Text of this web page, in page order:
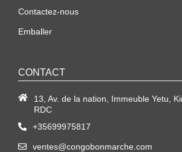
Contactez-nous
Emballer
CONTACT
13, Av. de la nation, Immeuble Yetu,
RDC
+35699975817
ventes@congobonmarche.com